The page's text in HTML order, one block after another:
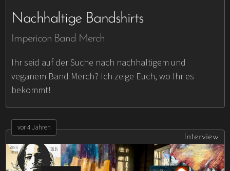
Nachhaltige Bandshirts
Impericon Band Merch
Ihr seid auf der Suche nach nachhaltigem und
veganem Band Merch? Ich zeige Euch, wo Ihr es
bekommt!
vor 4 Jahren
Interview